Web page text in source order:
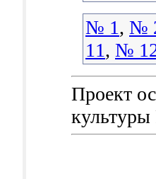
№ 1, №
11, №
Проект